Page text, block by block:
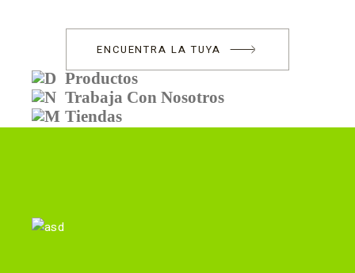
ENCUENTRA LA TUYA
Productos
Trabaja Con Nosotros
Tiendas